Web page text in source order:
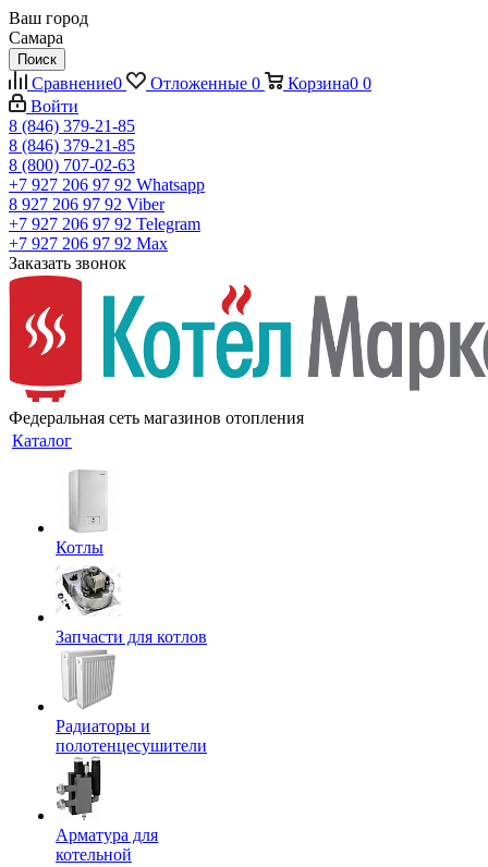
Ваш город
Самара
Поиск
Сравнение0 Отложенные 0 Корзина0 0
Войти
8 (846) 379-21-85
8 (846) 379-21-85
8 (800) 707-02-63
+7 927 206 97 92 Whatsapp
8 927 206 97 92 Viber
+7 927 206 97 92 Telegram
+7 927 206 97 92 Max
Заказать звонок
Федеральная сеть магазинов отопления
Каталог
Котлы
Запчасти для котлов
Радиаторы и
полотенцесушители
Арматура для
котельной